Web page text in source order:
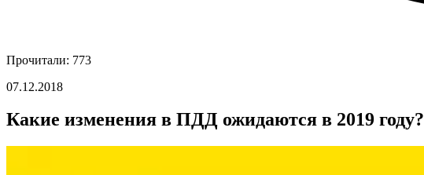
Прочитали: 773
07.12.2018
Какие изменения в ПДД ожидаются в 2019 году?